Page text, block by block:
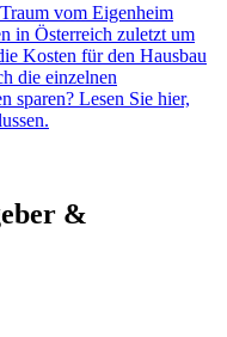
vom Eigenheim
in Österreich zuletzt um
Kosten für den Hausbau
die einzelnen
sparen? Lesen Sie hier,
&